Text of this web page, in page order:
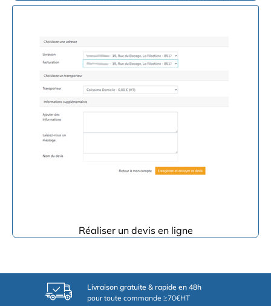
Réaliser un devis en ligne
Livraison gratuite & rapide en 48h
pour toute commande ≥70€HT